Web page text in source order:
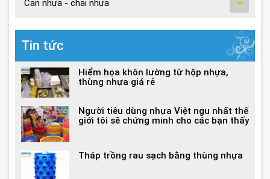
Can nhựa - chai nhựa
Tin tức
Hiểm họa khôn lường từ hộp nhựa,
thùng nhựa giá rẻ
Người tiêu dùng nhựa Việt ngu nhất thế
giới tôi sẽ chứng minh cho các bạn thấy
Tháp trồng rau sạch bằng thùng nhựa